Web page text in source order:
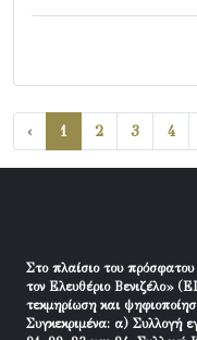
‹ 1 2 3 4
Στο πλαίσιο του
τον Ελευθέριο Βενιζέλο»
τεκμηρίωση και
Συγκεκριμένα: α) Συλλογή